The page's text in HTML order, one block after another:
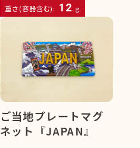
重さ(容器含む): 12 g
ご当地プレートマグ
ネット『JAPAN』